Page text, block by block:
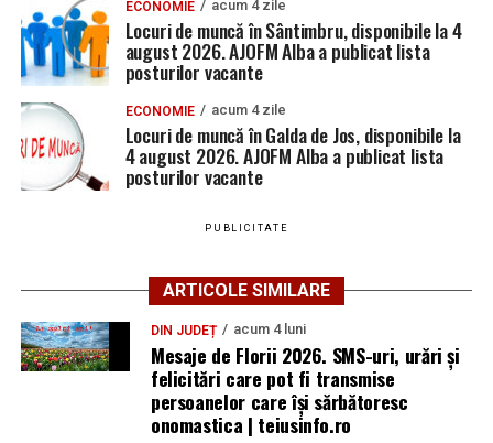
ECONOMIE acum 4 zile
Locuri de muncă în Sântimbru, disponibile la 4
august 2026. AJOFM Alba a publicat lista
posturilor vacante
ECONOMIE acum 4 zile
Locuri de muncă în Galda de Jos, disponibile la
4 august 2026. AJOFM Alba a publicat lista
posturilor vacante
PUBLICITATE
ARTICOLE SIMILARE
DIN JUDEȚ acum 4 luni
Mesaje de Florii 2026. SMS-uri, urări și
felicitări care pot fi transmise
persoanelor care îşi sărbătoresc
onomastica | teiusinfo.ro